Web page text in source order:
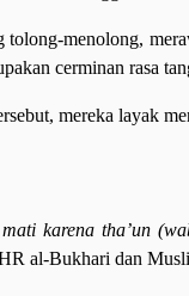
menolong,
cerminan rasa
mereka layak
karena tha’un
al-Bukhari dan